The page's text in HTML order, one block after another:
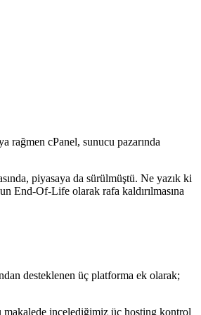
rağmen cPanel, sunucu pazarında
piyasaya da sürülmüştü. Ne yazık ki
End-Of-Life olarak rafa kaldırılmasına
desteklenen üç platforma ek olarak;
makalede incelediğimiz üç hosting kontrol